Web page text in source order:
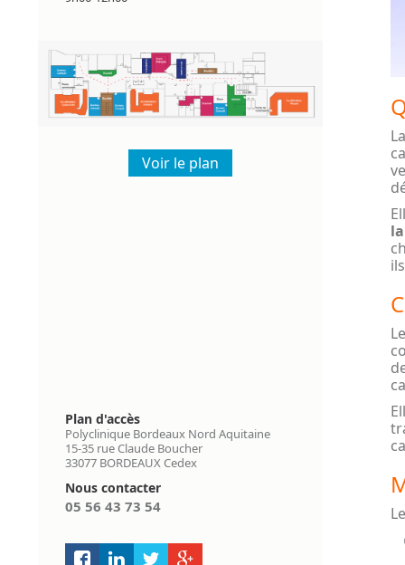
La
Voir le plan
Plan d'accès
Polyclinique Bordeaux Nord Aquitaine
15-35 rue Claude Boucher
33077 BORDEAUX Cedex
Nous contacter
05 56 43 73 54